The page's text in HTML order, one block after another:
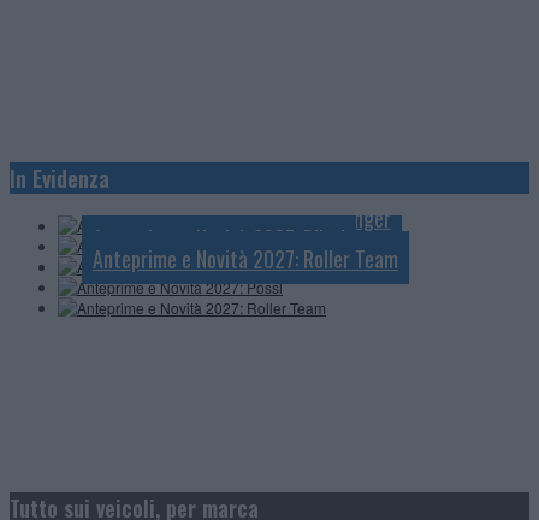
In EvidenzaAnteprime e Novità 2027: Knaus
Anteprime e Novità 2027: Mobilvetta
Anteprime e Novità 2027: Challenger
Anteprime e Novità 2027: Pössl
Anteprime e Novità 2027: Roller Team
Tutto sui veicoli, per marca